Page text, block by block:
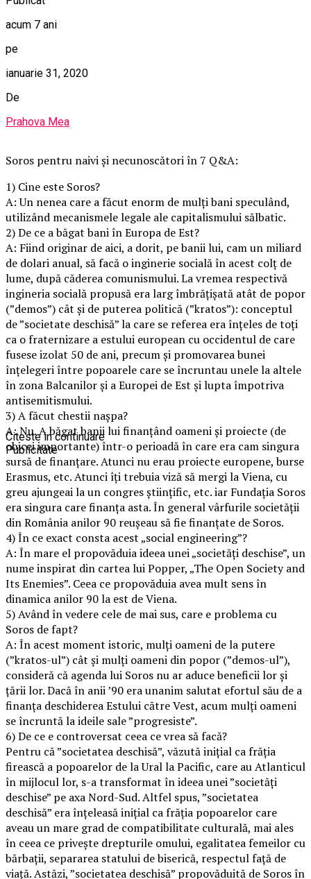
acum 7 ani
pe
ianuarie 31, 2020
De
Prahova Mea
Soros pentru naivi şi necunoscători în 7 Q&A:
1) Cine este Soros?
A: Un nenea care a făcut enorm de mulţi bani speculând,
utilizând mecanismele legale ale capitalismului sălbatic.
2) De ce a băgat bani în Europa de Est?
A: Fiind originar de aici, a dorit, pe banii lui, cam un miliard
de dolari anual, să facă o inginerie socială în acest colţ de
lume, după căderea comunismului. La vremea respectivă
ingineria socială propusă era larg îmbrățișată atât de popor
(”demos”) cât și de puterea politică (”kratos”): conceptul
de ”societate deschisă” la care se referea era înțeles de toți
ca o fraternizare a estului european cu occidentul de care
fusese izolat 50 de ani, precum și promovarea bunei
înțelegeri între popoarele care se încruntau unele la altele
în zona Balcanilor și a Europei de Est și lupta împotriva
antisemitismului.
3) A făcut chestii naşpa?
A: Nu. A băgat banii lui finanţând oameni şi proiecte (de
obicei importante) într-o perioadă în care era cam singura
sursă de finanţare. Atunci nu erau proiecte europene, burse
Erasmus, etc. Atunci îţi trebuia viză să mergi la Viena, cu
greu ajungeai la un congres ştiinţific, etc. iar Fundaţia Soros
era singura care finanţa asta. În general vârfurile societăţii
din România anilor 90 reuşeau să fie finanţate de Soros.
4) În ce exact consta acest „social engineering”?
A: În mare el propovăduia ideea unei „societăţi deschise”, un
nume inspirat din cartea lui Popper, „The Open Society and
Its Enemies”. Ceea ce propovăduia avea mult sens în
dinamica anilor 90 la est de Viena.
5) Având în vedere cele de mai sus, care e problema cu
Soros de fapt?
A: În acest moment istoric, mulţi oameni de la putere
(”kratos-ul”) cât și mulți oameni din popor (”demos-ul”),
consideră că agenda lui Soros nu ar aduce beneficii lor şi
ţării lor. Dacă în anii ’90 era unanim salutat efortul său de a
finanța deschiderea Estului către Vest, acum mulți oameni
se încruntă la ideile sale ”progresiste”.
6) De ce e controversat ceea ce vrea să facă?
Pentru că ”societatea deschisă”, văzută inițial ca frăția
firească a popoarelor de la Ural la Pacific, care au Atlanticul
în mijlocul lor, s-a transformat în ideea unei ”societăți
deschise” pe axa Nord-Sud. Altfel spus, ”societatea
deschisă” era înțeleasă inițial ca frăția popoarelor care
aveau un mare grad de compatibilitate culturală, mai ales
în ceea ce privește drepturile omului, egalitatea femeilor cu
bărbații, separarea statului de biserică, respectul față de
viață. Astăzi, ”societatea deschisă” propovăduită de Soros în
Citeste in continuare
Publicitate